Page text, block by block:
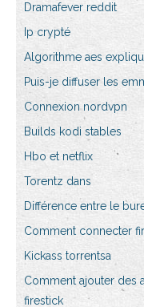
Dramafever reddit
Ip crypté
Algorithme aes
Puis-je diffuser les
Connexion nordvpn
Builds kodi stables
Hbo et netflix
Torentz dans
Différence entre le
Comment connecter
Kickass torrentsa
Comment ajouter des
firestick